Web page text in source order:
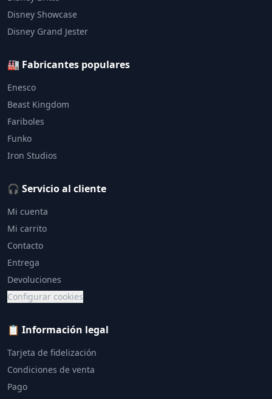
Disney Showcase
Disney Grand Jester
🏭 Fabricantes populares
Enesco
Beast Kingdom
Fariboles
Funko
Iron Studios
🎧 Servicio al cliente
Mi cuenta
Mi carrito
Contacto
Entrega
Devoluciones
Configurar cookies
📋 Información legal
Tarjeta de fidelización
Condiciones de venta
Pago